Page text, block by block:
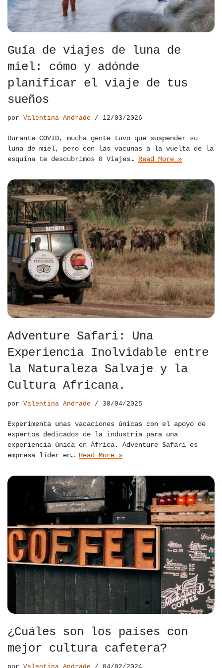
Guía de viajes de luna de
miel: cómo y adónde
planificar el viaje de tus
sueños
por Valentina Andrade 12/03/2026
Durante COVID, mucha gente tuvo que suspender su
luna de miel, pero con las vacunas a la vuelta de la
esquina te descubrimos 8 Viajes… Read More »
Adventure Safari: Una
Experiencia Inolvidable entre
la Naturaleza Salvaje y la
Cultura Africana.
por Valentina Andrade 30/04/2025
Experimenta unas vacaciones únicas con el apoyo de
expertos dedicados de la industria para una
experiencia única en África. Adventure Safari es
empresa líder en… Read More »
¿Cuáles son los países con
mejor cultura cafetera?